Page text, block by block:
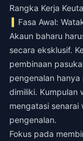
Rangka Kerja
Fasa Awal:
Akaun baharu
secara eksklusif.
pembinaan
pengenalan
dimiliki. Kumpulan
mengatasi
pengenalan.
Fokus pada